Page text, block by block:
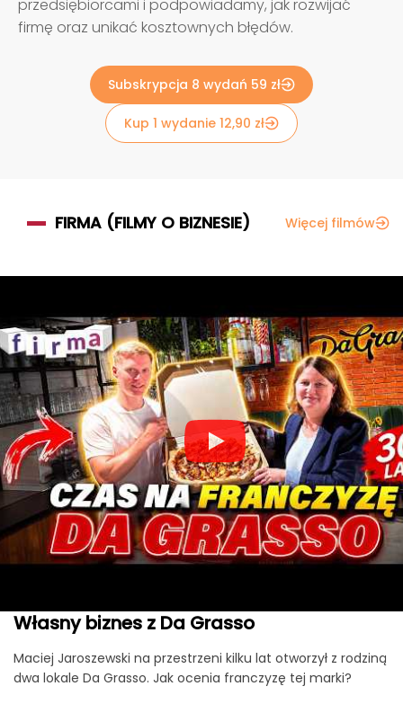
przedsiębiorcami i podpowiadamy, jak rozwijać
firmę oraz unikać kosztownych błędów.
Subskrypcja 8 wydań 59 zł
Kup 1 wydanie 12,90 zł
FIRMA (FILMY O BIZNESIE) Więcej filmów
Własny biznes z Da Grasso
Maciej Jaroszewski na przestrzeni kilku lat otworzył z rodziną
dwa lokale Da Grasso. Jak ocenia franczyzę tej marki?